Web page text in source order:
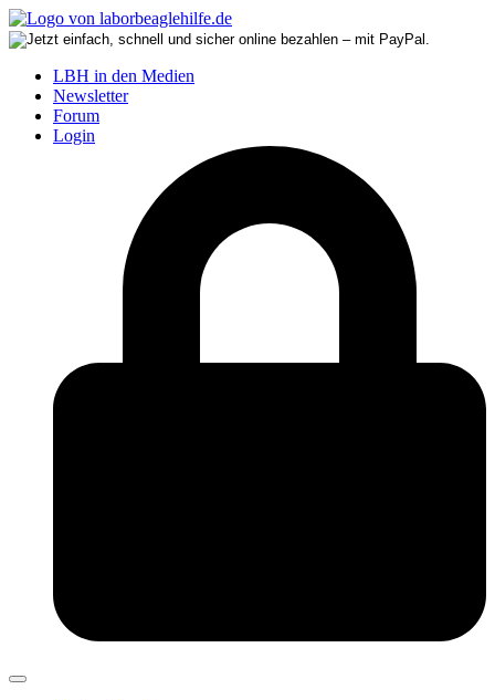
LBH in den Medien
Newsletter
Forum
Login